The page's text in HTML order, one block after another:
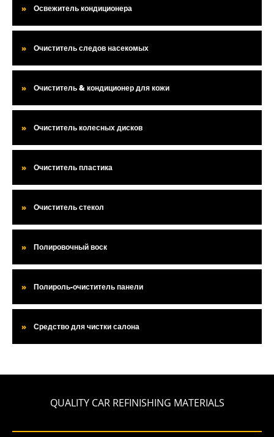
Освежитель кондиционера
Очиститель следов насекомых
Очиститель & кондиционер для кожи
Очиститель колесных дисков
Очиститель пластика
Очиститель стекол
Полировочный воск
Полироль-очиститель панели
Средство для чистки салона
QUALITY CAR REFINISHING MATERIALS